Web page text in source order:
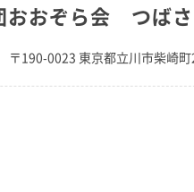
おおぞら会 つば
〒190-0023 東京都立川市柴崎